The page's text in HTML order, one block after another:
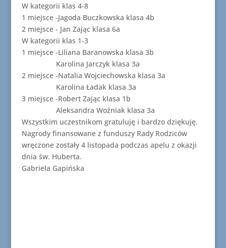
W kategorii klas 4-8
1 miejsce -Jagoda Buczkowska klasa 4b
2 miejsce - Jan Zając klasa 6a
W kategorii klas 1-3
1 miejsce -Liliana Baranowska klasa 3b
Karolina Jarczyk klasa 3a
2 miejsce -Natalia Wojciechowska klasa 3a
Karolina Ładak klasa 3a
3 miejsce -Robert Zając klasa 1b
Aleksandra Woźniak klasa 3a
Wszystkim uczestnikom gratuluję i bardzo dziękuję.
Nagrody finansowane z funduszy Rady Rodziców
wręczone zostały 4 listopada podczas apelu z okazji
dnia św. Huberta.
Gabriela Gapińska